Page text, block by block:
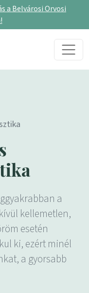
a Belvárosi Orvosi
a
kellemetlen,
esetén
ki, ezért minél
a gyorsabb